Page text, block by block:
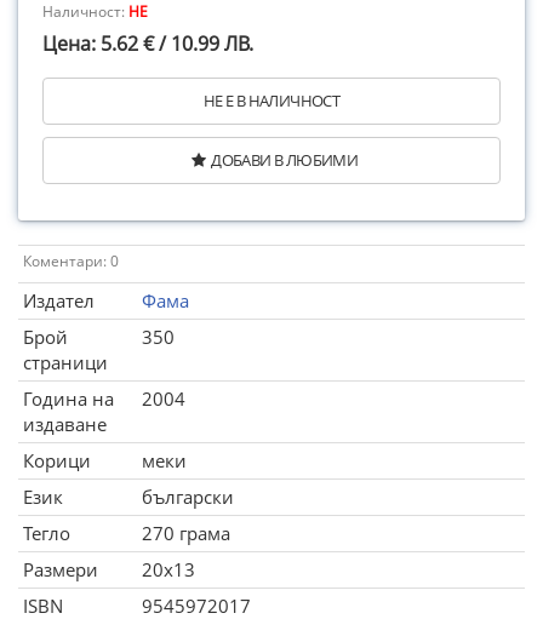
Наличност: НЕ
Цена: 5.62 € / 10.99 ЛВ.
НЕ Е В НАЛИЧНОСТ
ДОБАВИ В ЛЮБИМИ
Коментари: 0
Издател
Фама
Брой
страници
350
Година на
издаване
2004
Корици
меки
Език
български
Тегло
270 грама
Размери
20x13
ISBN
9545972017